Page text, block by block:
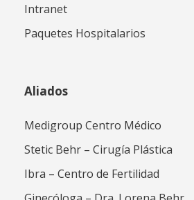
Intranet
Paquetes Hospitalarios
Aliados
Medigroup Centro Médico
Stetic Behr – Cirugía Plástica
Ibra – Centro de Fertilidad